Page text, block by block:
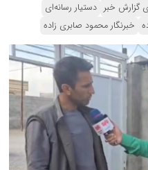
گزارش خبر دستیار رسانه‌ای
خبرنگار محمود صابری زاده